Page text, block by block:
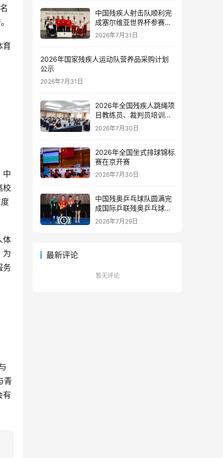
育
中
校
体
为
务
青
有
中国残疾人射击队顺利完
成塞尔维亚世界杯参赛任
务
2026年7月31日
2026年国家残疾人运动队营养品采购计划
公示
2026年7月31日
2026年全国残疾人跳绳项
目教练员、裁判员培训班
在新疆伊犁开班
2026年7月30日
2026年全国坐式排球锦标
赛在京开赛
2026年7月30日
中国残奥乒乓球队圆满完
成国际乒联残奥乒乓球新
星赛和精英赛泰国站参赛
2026年7月29日
最新评论
暂无评论